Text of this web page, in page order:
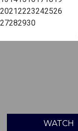
20212223242526
27282930
WATCH